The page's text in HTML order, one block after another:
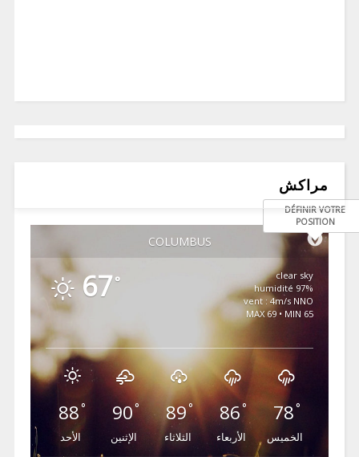
مراكش
COLUMBUS
DÉFINIR VOTRE
POSITION
67 °
clear sky
97% humidité
vent : 4m/s NNO
MAX 69 • MIN 65
88°
الأحد
90°
الإثنين
89°
الثلاثاء
86°
الأربعاء
78°
الخميس